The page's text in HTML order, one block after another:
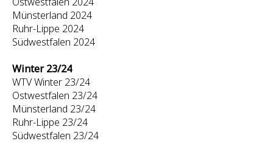
Münsterland 2024
Ruhr-Lippe 2024
Südwestfalen 2024
Winter 23/24
WTV Winter 23/24
Ostwestfalen 23/24
Münsterland 23/24
Ruhr-Lippe 23/24
Südwestfalen 23/24